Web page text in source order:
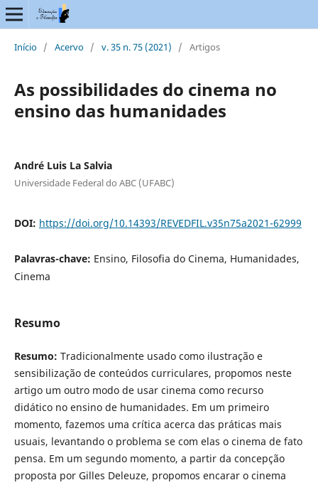
Início / Acervo / v. 35 n. 75 (2021) / Artigos
As possibilidades do cinema no
ensino das humanidades
André Luis La Salvia
Universidade Federal do ABC (UFABC)
DOI: https://doi.org/10.14393/REVEDFIL.v35n75a2021-62999
Palavras-chave: Ensino, Filosofia do Cinema, Humanidades,
Cinema
Resumo
Resumo: Tradicionalmente usado como ilustração e
sensibilização de conteúdos curriculares, propomos neste
artigo um outro modo de usar cinema como recurso
didático no ensino de humanidades. Em um primeiro
momento, fazemos uma crítica acerca das práticas mais
usuais, levantando o problema se com elas o cinema de fato
pensa. Em um segundo momento, a partir da concepção
proposta por Gilles Deleuze, propomos encarar o cinema